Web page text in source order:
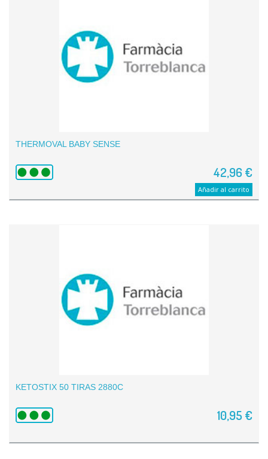
THERMOVAL BABY SENSE
42,96 €
Añadir al carrito
KETOSTIX 50 TIRAS 2880C
10,95 €